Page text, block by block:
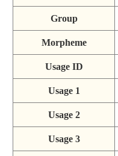
Group
Morpheme
Usage ID
Usage 1
Usage 2
Usage 3